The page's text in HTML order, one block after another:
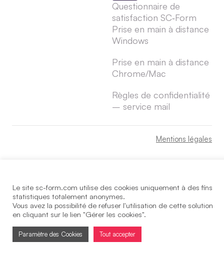
Questionnaire de
satisfaction SC‑Form
Prise en main à distance
Windows
Prise en main à distance
Chrome/Mac
Règles de confidentialité
– service mail
Mentions légales
Le site sc-form.com utilise des cookies uniquement à des fins
statistiques totalement anonymes.
Vous avez la possibilité de refuser l'utilisation de cette solution
en cliquant sur le lien "Gérer les cookies".
Paramètre des Cookies Tout accepter